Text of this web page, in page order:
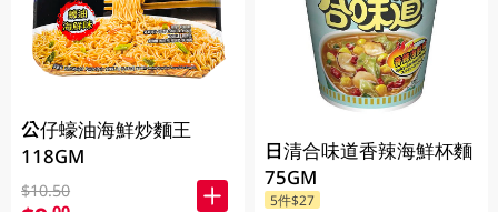
公仔蠔油海鮮炒麵王
118GM
$10.50
日清合味道香辣海鮮杯麵
75GM
5件$27